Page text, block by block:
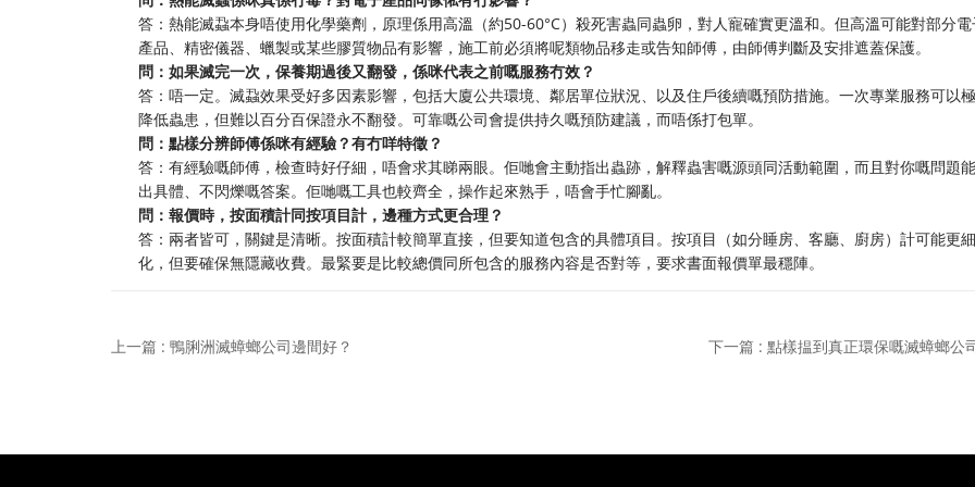
答：熱能滅蝨本身唔使用化學藥劑，原理係用高溫（約50-60°C）殺死害蟲同蟲卵，對人寵確實更溫和。但高溫可能對部分
產品、精密儀器、蠟製或某些膠質物品有影響，施工前必須將呢類物品移走或告知師傅，由師傅判斷及安排遮蓋保護。
問：如果滅完一次，保養期過後又翻發，係咪代表之前嘅服務冇效？
答：唔一定。滅蝨效果受好多因素影響，包括大廈公共環境、鄰居單位狀況、以及住戶後續嘅預防措施。一次專業服務可以
降低蟲患，但難以百分百保證永不翻發。可靠嘅公司會提供持久嘅預防建議，而唔係打包單。
問：點樣分辨師傅係咪有經驗？有冇咩特徵？
答：有經驗嘅師傅，檢查時好仔細，唔會求其睇兩眼。佢哋會主動指出蟲跡，解釋蟲害嘅源頭同活動範圍，而且對你嘅問題
出具體、不閃爍嘅答案。佢哋嘅工具也較齊全，操作起來熟手，唔會手忙腳亂。
問：報價時，按面積計同按項目計，邊種方式更合理？
答：兩者皆可，關鍵是清晰。按面積計較簡單直接，但要知道包含的具體項目。按項目（如分睡房、客廳、廚房）計可能更細
化，但要確保無隱藏收費。最緊要是比較總價同所包含的服務內容是否對等，要求書面報價單最穩陣。
上一篇 : 鴨脷洲滅蟑螂公司邊間好？ 下一篇 : 點樣揾到真正環保嘅滅蟑螂公